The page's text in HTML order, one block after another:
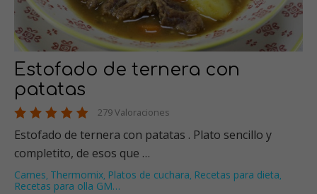
Estofado de ternera con
patatas
279 Valoraciones
Estofado de ternera con patatas . Plato sencillo y
completito, de esos que …
Carnes, Thermomix, Platos de cuchara, Recetas para dieta,
Recetas para olla GM…